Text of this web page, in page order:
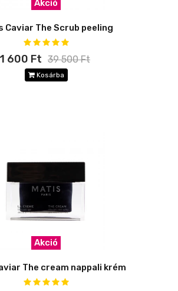
Akció
Caviar The Scrub peeling
600 Ft 39 500 Ft
Kosárba
Akció
The cream nappali krém